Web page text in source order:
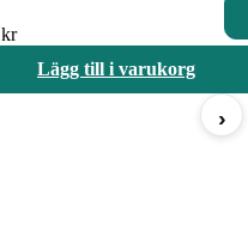
kr
Lägg till i varukorg
›